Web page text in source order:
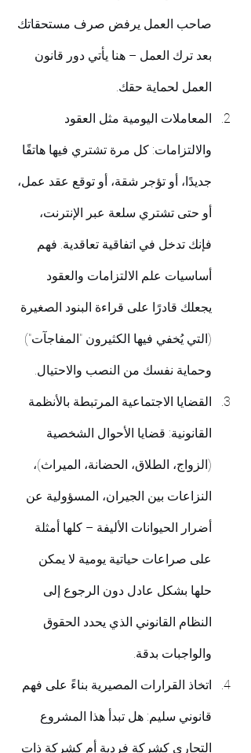
صاحب العمل يرفض صرف مستحقاتك
بعد ترك العمل – هنا يأتي دور قانون
العمل لحماية حقك.
المعاملات اليومية مثل العقود
والالتزامات: كل مرة تشتري فيها هاتفًا
جديدًا، أو تؤجر شقة، أو توقع عقد عمل،
أو حتى تشتري سلعة عبر الإنترنت،
فإنك تدخل في اتفاقية تعاقدية. فهم
أساسيات علم الالتزامات والعقود
يجعلك قادرًا على قراءة البنود الصغيرة
(التي يُخفي فيها الكثيرون "المفاجآت")
وحماية نفسك من النصب والاحتيال.
القضايا الاجتماعية المرتبطة بالأنظمة
القانونية: قضايا الأحوال الشخصية
(الزواج، الطلاق، الحضانة، الميراث)،
النزاعات بين الجيران، المسؤولية عن
أضرار الحيوانات الأليفة – كلها أمثلة
على صراعات حياتية يومية لا يمكن
حلها بشكل عادل دون الرجوع إلى
النظام القانوني الذي يحدد الحقوق
والواجبات بدقة.
اتخاذ القرارات المصيرية بناءً على فهم
قانوني سليم: هل تبدأ هذا المشروع
التجاري كشركة فردية أم كشركة ذات